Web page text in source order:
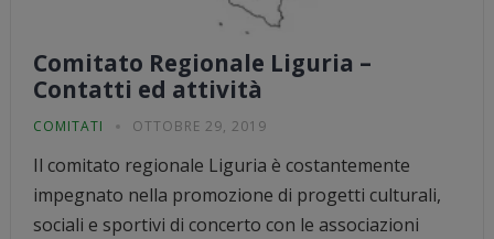
Comitato Regionale Liguria –
Contatti ed attività
COMITATI OTTOBRE 29, 2019
Il comitato regionale Liguria è costantemente
impegnato nella promozione di progetti culturali,
sociali e sportivi di concerto con le associazioni